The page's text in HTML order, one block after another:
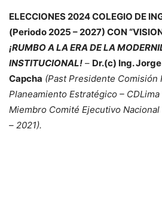
ELECCIONES 2024 COLEGIO DE
(Periodo 2025 – 2027) CON
¡RUMBO A LA ERA DE LA
INSTITUCIONAL! – Dr.(c) Ing.
Capcha (Past Presidente Comisión
Planeamiento Estratégico –
Miembro Comité Ejecutivo Nacional
– 2021).